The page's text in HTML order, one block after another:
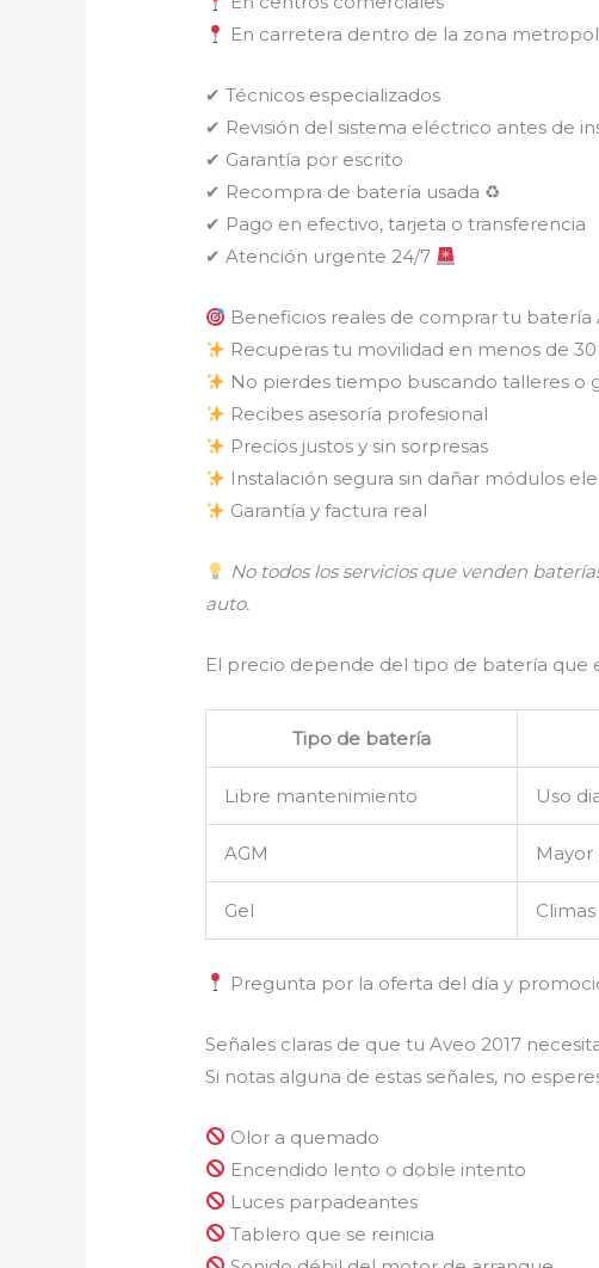
En carretera dentro de la zona
✔ Técnicos especializados
✔ Revisión del sistema eléctrico antes de
✔ Garantía por escrito
✔ Recompra de batería usada ♻
✔ Pago en efectivo, tarjeta o transferencia
✔ Atención urgente 24/7
Beneficios reales de comprar tu batería
Recuperas tu movilidad en menos de
No pierdes tiempo buscando talleres o
Recibes asesoría profesional
Precios justos y sin sorpresas
Instalación segura sin dañar módulos
Garantía y factura real
No todos los servicios que venden
auto.
El precio depende del tipo de batería que
Tipo de batería
Libre mantenimiento Uso
AGM
Gel
Pregunta por la oferta del día y
Señales claras de que tu Aveo 2017
Si notas alguna de estas señales, no
Olor a quemado
Encendido lento o doble intento
Luces parpadeantes
Tablero que se reinicia